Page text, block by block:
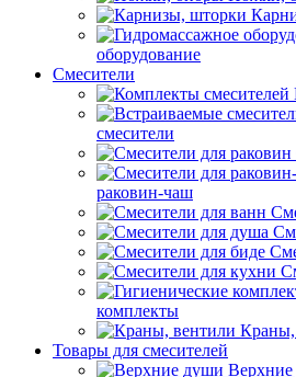
оборудование
Смесители
смесители
раковин-чаш
комплекты
Краны,
Товары для смесителей